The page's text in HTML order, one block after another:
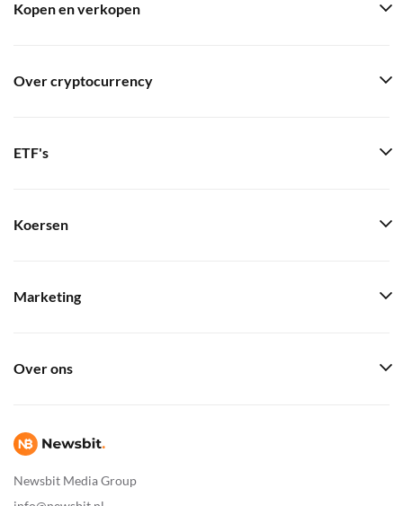
Newsbit Media Group
Kopen en verkopen
Over cryptocurrency
ETF's
Koersen
Marketing
Over ons